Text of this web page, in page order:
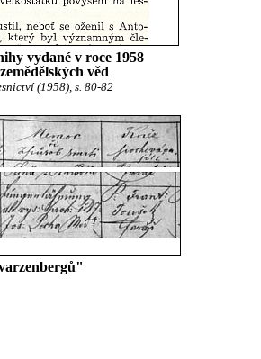
vydané v roce 1958
věd
(1958), s. 80-82